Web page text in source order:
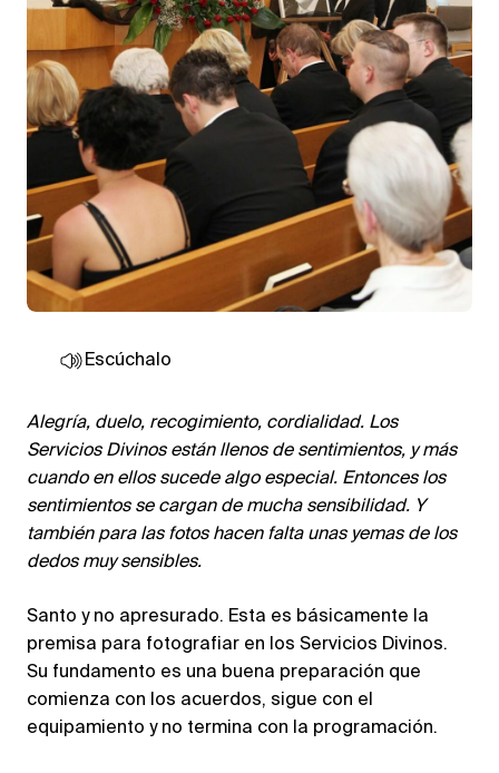
Escúchalo
Alegría, duelo, recogimiento, cordialidad. Los
Servicios Divinos están llenos de sentimientos, y más
cuando en ellos sucede algo especial. Entonces los
sentimientos se cargan de mucha sensibilidad. Y
también para las fotos hacen falta unas yemas de los
dedos muy sensibles.
Santo y no apresurado. Esta es básicamente la
premisa para fotografiar en los Servicios Divinos.
Su fundamento es una buena preparación que
comienza con los acuerdos, sigue con el
equipamiento y no termina con la programación.